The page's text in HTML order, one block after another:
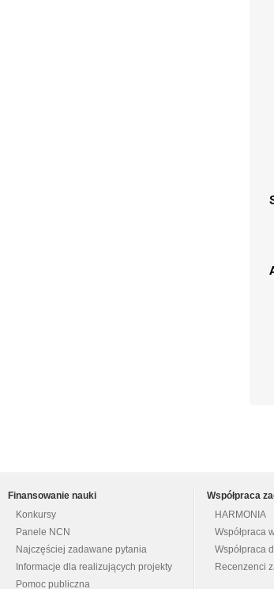
Finansowanie nauki
Konkursy
Panele NCN
Najczęściej zadawane pytania
Informacje dla realizujących projekty
Pomoc publiczna
Współpraca
HARMONIA
Współpraca
Współpraca
Recenzenci